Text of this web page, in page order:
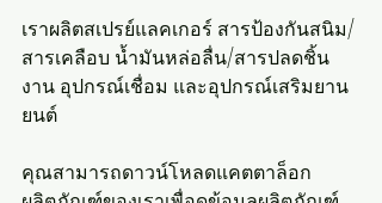
เราผลิตสเปรย์แลคเกอร์ สารป้องกันสนิม/
สารเคลือบ น้ำมันหล่อลื่น/สารปลดชิ้น
งาน อุปกรณ์เชื่อม และอุปกรณ์เสริมยาน
ยนต์
คุณสามารถดาวน์โหลดแคตตาล็อก